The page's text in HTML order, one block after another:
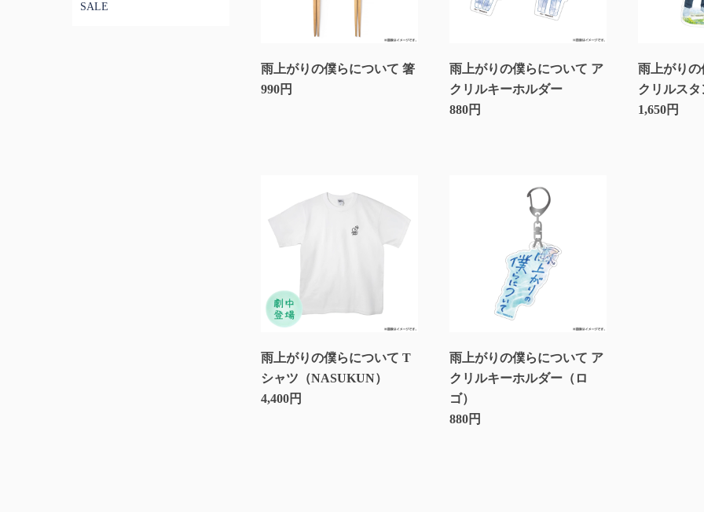
SALE
雨上がりの僕らについて 箸
990円
雨上がりの僕らについて ア
クリルキーホルダー
880円
雨上がり
クリルスタ
1,650円
雨上がりの僕らについて T
シャツ（NASUKUN）
4,400円
雨上がりの僕らについて ア
クリルキーホルダー（ロ
ゴ）
880円